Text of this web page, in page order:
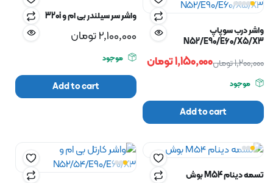
واشر درب سوپاپ
N52/E90/E60/X5/X3
1,200,000تومان1,150,000تومان
موجود
Add to cart
واشر سر سیلندر بی ام و 320i
2,100,000تومان
موجود
Add to cart
تسمه دینام M54 بوش